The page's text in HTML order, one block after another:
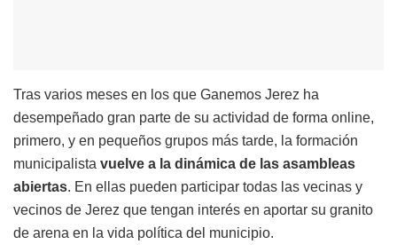
Tras varios meses en los que Ganemos Jerez ha
desempeñado gran parte de su actividad de forma online,
primero, y en pequeños grupos más tarde, la formación
municipalista vuelve a la dinámica de las asambleas
abiertas. En ellas pueden participar todas las vecinas y
vecinos de Jerez que tengan interés en aportar su granito
de arena en la vida política del municipio.